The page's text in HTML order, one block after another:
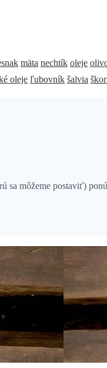
mäta nechtík oleje
oleje ľubovník šalvia
sa môžeme postaviť)